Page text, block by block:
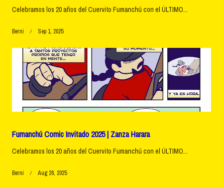
Celebramos los 20 años del Cuervito Fumanchú con el ÚLTIMO...
Berni Sep 1, 2025
Fumanchú Comic Invitado 2025 | Zanza Harara
Celebramos los 20 años del Cuervito Fumanchú con el ÚLTIMO...
Berni Aug 26, 2025